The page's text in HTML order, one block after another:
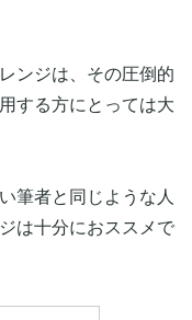
ンジは、その圧倒的
する方にとっては大
筆者と同じような人
は十分におススメで